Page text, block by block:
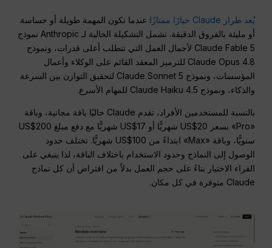
يُعد طراز Claude خيارًا ممتازًا
عندما تكون المهمة طويلة أو حساسة
أو مليئة بالفروق الدقيقة. تشمل التشكيلة الحالية لـ Anthropic نموذج
Claude Fable 5 لأحمال العمل التي تتطلب أعلى قدرات، ونموذج
Claude Opus 4.8 للترميز المعقد القائم على الوكلاء وأعمال
المؤسسات، ونموذج Claude Sonnet 5 لتحقيق التوازن بين السرعة
والذكاء، ونموذج Claude Haiku 4.5 للمهام الأسرع.
بالنسبة للمستخدمين الأفراد، تقدم Claude حاليًا باقة مجانية، وباقة
«Pro» بسعر US$20 شهريًّا أو US$17 شهريًّا مع دفع مبلغ US$200
سنويًّا، وباقة «Max» ابتداءً من US$100 شهريًّا. تختلف حدود
الوصول إلى النماذج وحدود الاستخدام باختلاف الباقة، لذا ينبغي على
القراء الاختيار بناءً على حجم العمل بدلاً من افتراض أن كل نماذج
Claude متوفرة في كل مكان.